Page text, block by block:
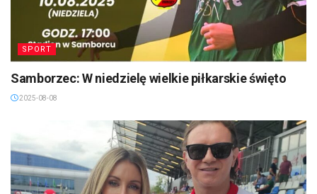
SPORT
Samborzec: W niedzielę wielkie piłkarskie święto
2025-08-08